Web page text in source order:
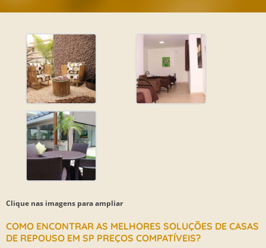
Clique nas imagens para ampliar
COMO ENCONTRAR AS MELHORES SOLUÇÕES DE CASAS
DE REPOUSO EM SP PREÇOS COMPATÍVEIS?